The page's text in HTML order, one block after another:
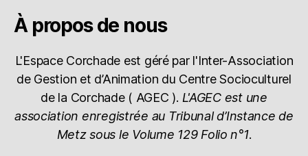
À propos de nous
L'Espace Corchade est géré par l'Inter-Association
de Gestion et d’Animation du Centre Socioculturel
de la Corchade ( AGEC ). L'AGEC est une
association enregistrée au Tribunal d’Instance de
Metz sous le Volume 129 Folio n°1.